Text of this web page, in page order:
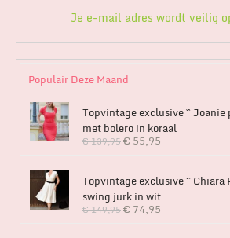
Je e-mail adres wordt veilig
Populair Deze Maand
Topvintage exclusive ~
met bolero in koraal
€139,95€ 55,95
Topvintage exclusive ~ Chiara
swing jurk in wit
€149,95€ 74,95